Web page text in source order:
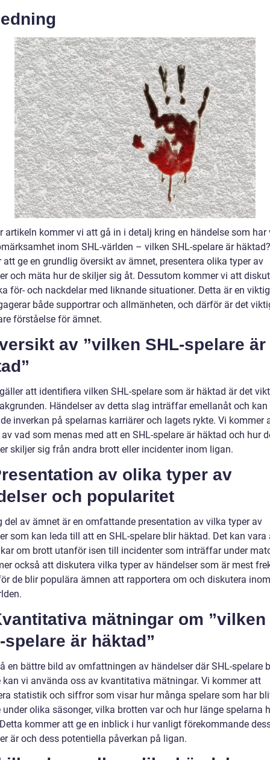
artikeln kommer vi att gå in i detalj kring en händelse som har
inom SHL-världen – vilken SHL-spelare är
att ge en grundlig översikt av ämnet, presentera olika typer av
och mäta hur de skiljer sig åt. Dessutom kommer vi att
för- och nackdelar med liknande situationer. Detta är en
både supportrar och allmänheten, och därför är det
förståelse för ämnet.
av ”vilken SHL-spelare är
att identifiera vilken SHL-spelare som är häktad är det
Händelser av detta slag inträffar emellanåt och kan
inverkan på spelarnas karriärer och lagets rykte. Vi kommer
vad som menas med att en SHL-spelare är häktad och hur
skiljer sig från andra brott eller incidenter inom ligan.
av olika typer av
och popularitet
del av ämnet är en omfattande presentation av vilka typer av
som kan leda till att en SHL-spelare blir häktad. Det kan
om brott utanför isen till incidenter som inträffar under
också att diskutera vilka typer av händelser som är mest
de blir populära ämnen att rapportera om och diskutera inom
mätningar om ”vilken
spelare är häktad”
en bättre bild av omfattningen av händelser där SHL-spelare
kan vi använda oss av kvantitativa mätningar. Vi kommer att
statistik och siffror som visar hur många spelare som har
under olika säsonger, vilka brotten var och hur länge spelarna
kommer att ge en inblick i hur vanligt förekommande
är och dess potentiella påverkan på ligan.